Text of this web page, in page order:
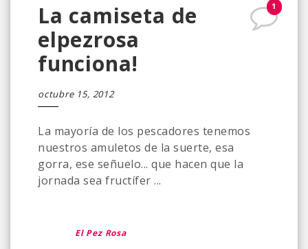
1
La camiseta de
elpezrosa
funciona!
octubre 15, 2012
La mayoría de los pescadores tenemos
nuestros amuletos de la suerte, esa
gorra, ese señuelo... que hacen que la
jornada sea fructífer ...
El Pez Rosa